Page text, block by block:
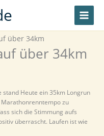
über 34km
über 34km
Heute ein 35km Longrun
zu
sich die Stimmung aufs
überrascht. Laufen ist wie